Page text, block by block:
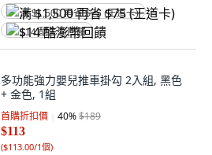
满 $1,500 再省 $75 (王道卡)
$14 酷澎幣回饋
多功能強力嬰兒推車掛勾 2入組, 黑色
+ 金色, 1組
首購折扣價 40%$189
$113
($113.00/1個)